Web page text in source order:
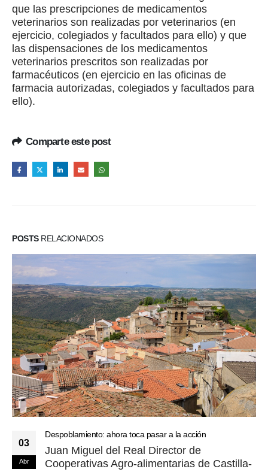
que las prescripciones de medicamentos
veterinarios son realizadas por veterinarios (en
ejercicio, colegiados y facultados para ello) y que
las dispensaciones de los medicamentos
veterinarios prescritos son realizadas por
farmacéuticos (en ejercicio en las oficinas de
farmacia autorizadas, colegiados y facultados para
ello).
Comparte este post
POSTSRELACIONADOS
03
Abr
Despoblamiento: ahora toca pasar a la acción
Juan Miguel del Real Director de
Cooperativas Agro-alimentarias de Castilla-